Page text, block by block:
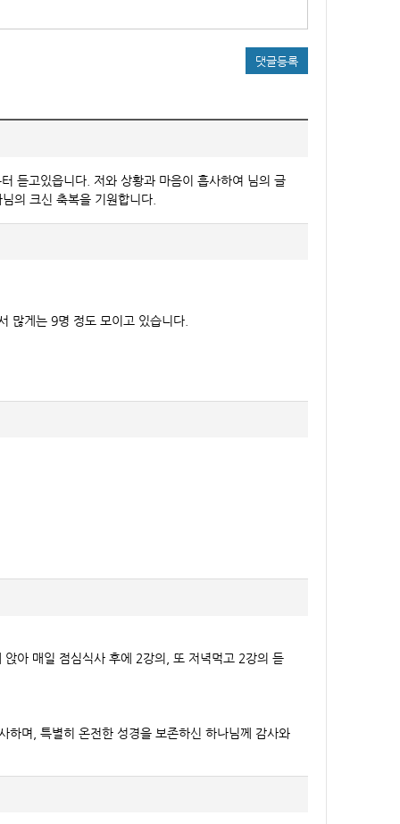
댓글등록
듣고있읍니다. 저와 상황과 마음이 흡사하여 님의 글
의 크신 축복을 기원합니다.
많게는 9명 정도 모이고 있습니다.
아 매일 점심식사 후에 2강의, 또 저녁먹고 2강의 듣
하며, 특별히 온전한 성경을 보존하신 하나님께 감사와